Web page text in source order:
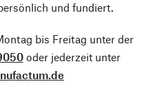
und fundiert.
bis Freitag unter der
oder jederzeit unter